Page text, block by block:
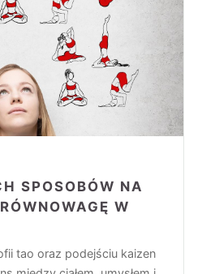
SPOSOBÓW NA
W
tao oraz podejściu kaizen